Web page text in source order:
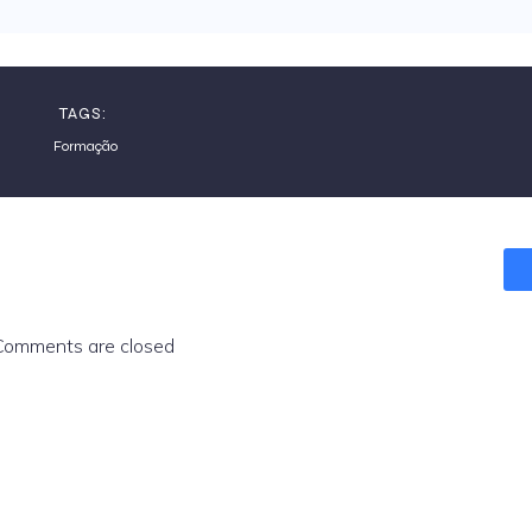
TAGS:
Formação
are closed